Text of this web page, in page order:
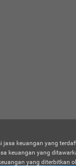
jasa keuangan yang
keuangan yang
yang diterbitkan